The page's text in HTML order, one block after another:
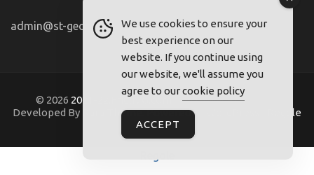
admin@st-george-dragonslayer.com
© 2026 2021-22.FriuliVG.com
. Metro Magazine Pro |
Developed By
Rara Theme. Powered by Regole
We use cookies to ensure your
best experience on our
website. If you continue using
our website, we'll assume you
agree to ourcookie policy
ACCEPT